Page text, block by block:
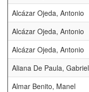
Alcázar Ojeda, Antonio
Alcázar Ojeda, Antonio
Alcázar Ojeda, Antonio
Aliana De Paula, Gabriel
Almar Benito, Manel